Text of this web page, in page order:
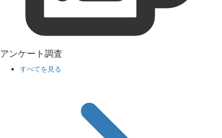
アンケート調査
すべてを見る